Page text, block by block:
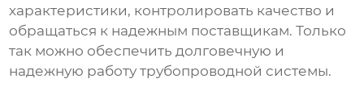
характеристики, контролировать качество и
обращаться к надежным поставщикам. Только
так можно обеспечить долговечную и
надежную работу трубопроводной системы.